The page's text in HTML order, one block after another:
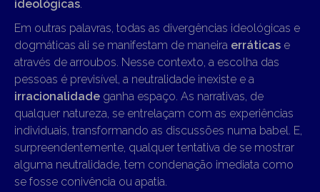
ideológicas.
Em outras palavras, todas as divergências ideológicas e
dogmáticas ali se manifestam de maneira erráticas e
através de arroubos. Nesse contexto, a escolha das
pessoas é previsível, a neutralidade inexiste e a
irracionalidade ganha espaço. As narrativas, de
qualquer natureza, se entrelaçam com as experiências
individuais, transformando as discussões numa babel. E,
surpreendentemente, qualquer tentativa de se mostrar
alguma neutralidade, tem condenação imediata como
se fosse conivência ou apatia.